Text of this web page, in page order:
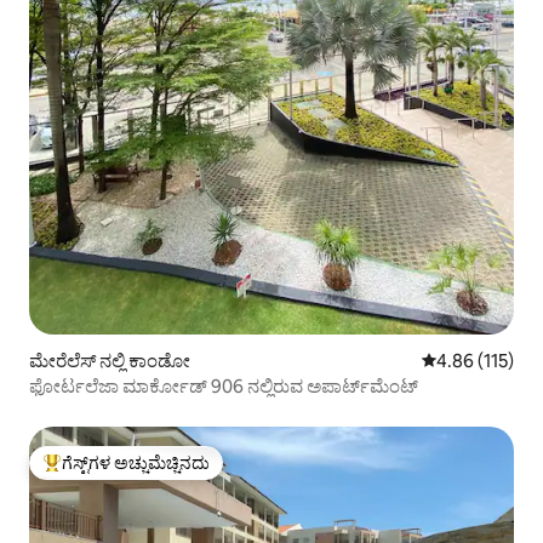
ಮೇರೆಲೆಸ್ ನಲ್ಲಿ ಕಾಂಡೋ 5 ರಲ್ಲಿ 4.86
4.86 (115)
ಫೋರ್ಟಲೆಜಾ ಮಾರ್ಕೋಡ್ 906 ನಲ್ಲಿರುವ ಅಪಾರ್ಟ್‌ಮೆಂಟ್
ಗೆಸ್ಟ್‌ಗಳಿಗೆ ಅತಿ ಹೆಚ್ಚು ಅಚ್ಚುಮೆಚ್ಚಿನದು
ಗೆಸ್ಟ್‌ಗಳ ಅಚ್ಚುಮೆಚ್ಚಿನದು